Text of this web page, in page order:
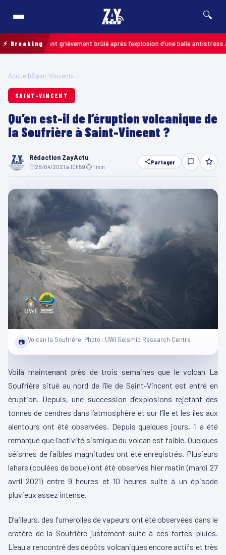
🔍
⚡ Breaking
: un enfant grièvement brûlé après l’explosion d’une balle antistress
Accueil›Saint-Vincent›
SAINT-VINCENT
Qu’en est-il de l’éruption volcanique de
la Soufrière à Saint-Vincent ?
Rédaction ZayActu
28/04/2021 à 10h59 ⏱ 1 min
Partager
📷 Volcan la Soufrière. Photo : UWI Seismic Research Centre
Voilà maintenant près de trois semaines que le volcan La
Soufrière situé au nord de l’île de Saint-Vincent est entré en
éruption. Depuis, une succession d’explosions rejetant des
tonnes de cendres dans l’atmosphère et sur l’île et les îles aux
alentours ont été observées. Depuis quelques jours, il a été
remarqué que l’activité sismique du volcan est faible. Quelques
séismes de faibles magnitudes ont été enregistrés. Plusieurs
lahars (coulées de boue) ont été observés hier matin (mardi 27
avril 2021) entre 9 heures et 10 heures suite à un épisode
pluvieux assez intense.
D’ailleurs, des fumerolles de vapeurs ont été observées dans le
cratère de la Soufrière justement suite à ces fortes pluies.
L’eau a rencontré des dépôts volcaniques encore actifs et très